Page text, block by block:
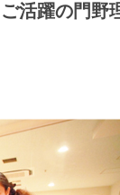
活躍の門野